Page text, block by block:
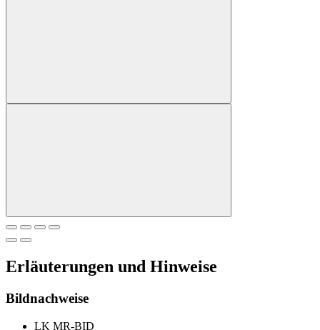
Erläuterungen und Hinweise
Bildnachweise
LK MR-BID